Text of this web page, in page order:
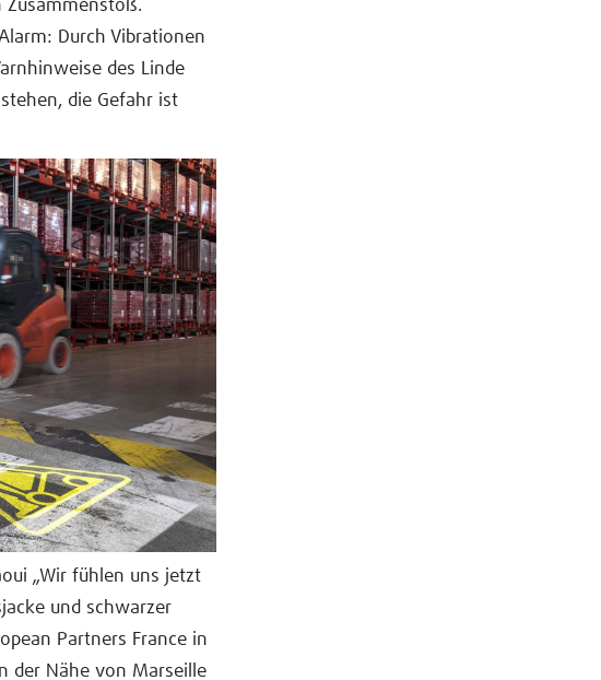
Zusammenstoß.
Durch Vibrationen
des Linde
die Gefahr ist
„Wir fühlen uns jetzt
und schwarzer
Partners France in
der Nähe von Marseille